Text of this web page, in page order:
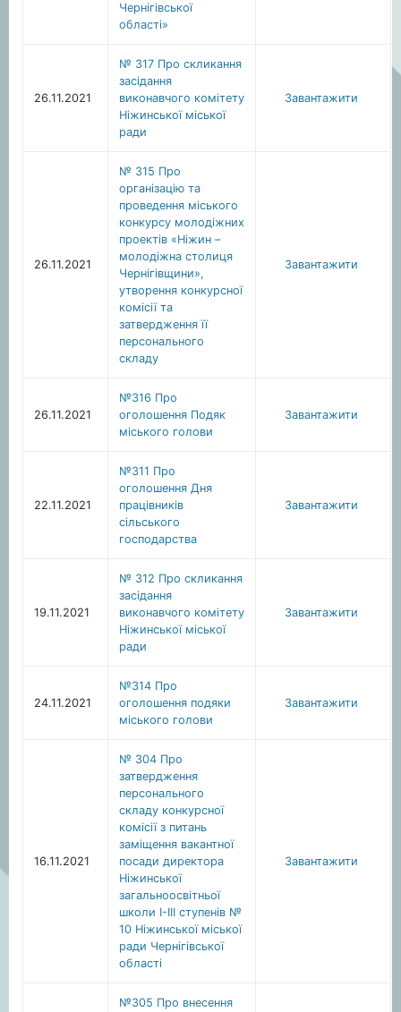
Чернігівської
області»
26.11.2021
№ 317 Про скликання
засідання
виконавчого комітету
Ніжинської міської
ради
Завантажити
26.11.2021
№ 315 Про
організацію та
проведення міського
конкурсу молодіжних
проектів «Ніжин –
молодіжна столиця
Чернігівщини»,
утворення конкурсної
комісії та
затвердження її
персонального
складу
Завантажити
26.11.2021
№316 Про
оголошення Подяк
міського голови
Завантажити
22.11.2021
№311 Про
оголошення Дня
працівників
сільського
господарства
Завантажити
19.11.2021
№ 312 Про скликання
засідання
виконавчого комітету
Ніжинської міської
ради
Завантажити
24.11.2021
№314 Про
оголошення подяки
міського голови
Завантажити
16.11.2021
№ 304 Про
затвердження
персонального
складу конкурсної
комісії з питань
заміщення вакантної
посади директора
Ніжинської
загальноосвітньої
школи І-ІІІ ступенів №
10 Ніжинської міської
ради Чернігівської
області
Завантажити
№305 Про внесення